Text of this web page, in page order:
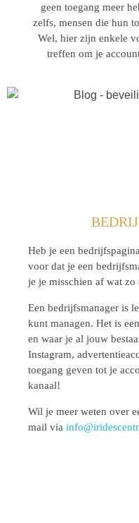
geen toegang meer
zelfs, mensen die hun
Wel, hier zijn enkele
treffen om je
Heb je een
voor dat je een
je je misschien af wat
Een bedrijfsmanager is
kunt managen. Het is
en waar je al jouw
Instagram,
toegang geven tot je
kanaal!
Wil je meer weten over
mail via